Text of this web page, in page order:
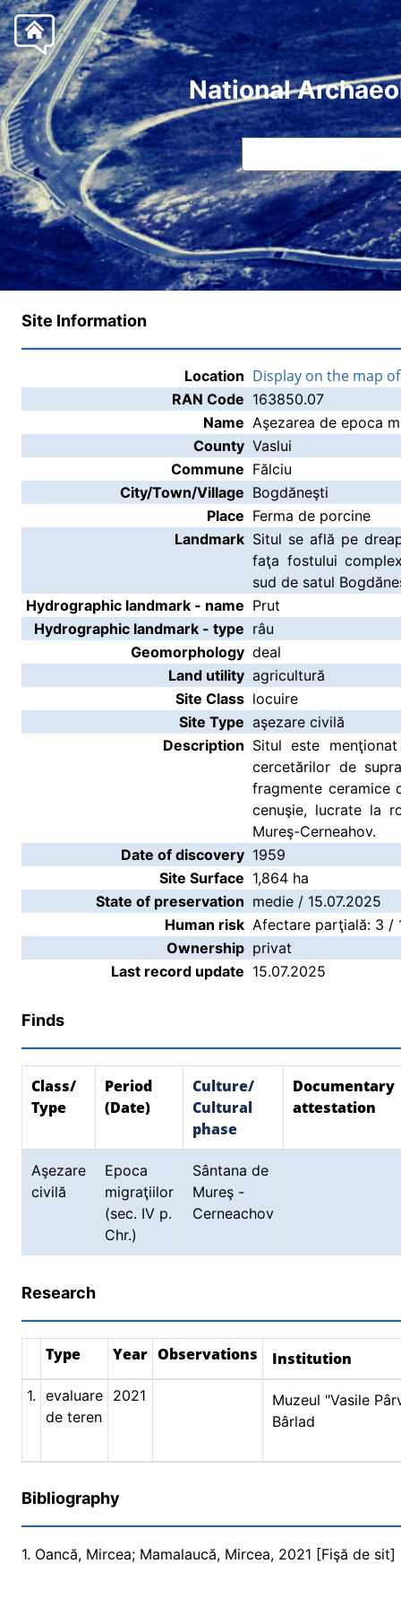
National
Site Information
Location Display on the map
RAN Code 163850.07
Name Aşezarea de epoca
County Vaslui
Commune Fălciu
City/Town/Village Bogdăneşti
Place Ferma de porcine
Landmark Situl se află pe
faţa fostului
sud de satul
Hydrographic landmark - name Prut
Hydrographic landmark - type râu
Geomorphology deal
Land utility agricultură
Site Class locuire
Site Type aşezare civilă
Description Situl este
cercetărilor de
fragmente ceramice
cenuşie, lucrate la
Mureş-Cerneahov.
Date of discovery 1959
Site Surface 1,864 ha
State of preservation medie / 15.07.2025
Human risk Afectare parţială: 3 /
Ownership privat
Last record update 15.07.2025
Finds
Class/
Type
Period
(Date)
Culture/
Cultural
phase
Documentary
attestation
Aşezare
civilă
Epoca
migraţiilor
(sec. IV p.
Chr.)
Sântana de
Mureş -
Cerneachov
Research
Type Year Observations Institution
1. evaluare
de teren
2021
Muzeul "Vasile
Bârlad
Bibliography
1. Oancă, Mircea; Mamalaucă, Mircea, 2021 [Fişă de